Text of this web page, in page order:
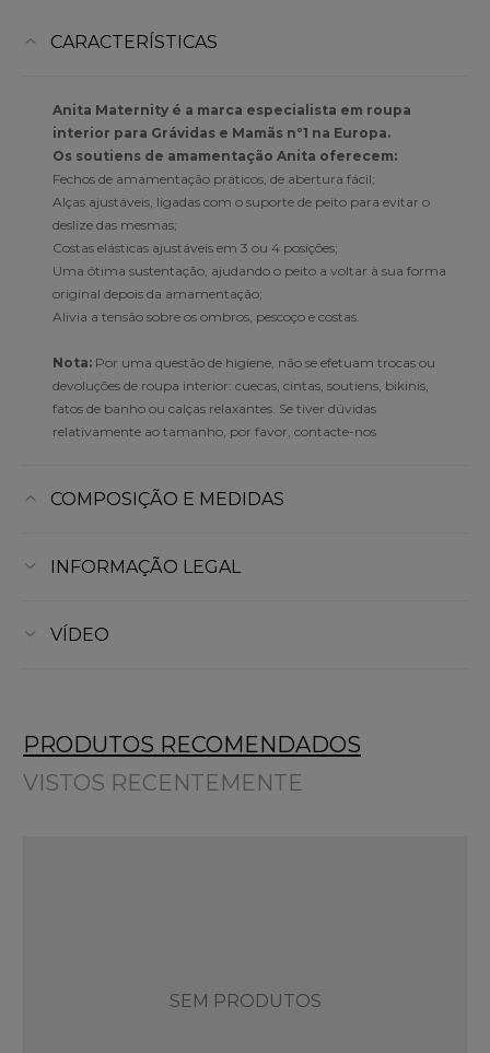
CARACTERÍSTICAS
Anita Maternity é a marca especialista em roupa
interior para Grávidas e Mamãs nº1 na Europa.
Os soutiens de amamentação Anita oferecem:
Fechos de amamentação práticos, de abertura fácil;
Alças ajustáveis, ligadas com o suporte de peito para evitar o
deslize das mesmas;
Costas elásticas ajustáveis em 3 ou 4 posições;
Uma ótima sustentação, ajudando o peito a voltar à sua forma
original depois da amamentação;
Alivia a tensão sobre os ombros, pescoço e costas.
Nota: Por uma questão de higiene, não se efetuam trocas ou
devoluções de roupa interior: cuecas, cintas, soutiens, bikinis,
fatos de banho ou calças relaxantes. Se tiver dúvidas
relativamente ao tamanho, por favor, contacte-nos
COMPOSIÇÃO E MEDIDAS
INFORMAÇÃO LEGAL
VÍDEO
PRODUTOS RECOMENDADOS
VISTOS RECENTEMENTE
SEM PRODUTOS